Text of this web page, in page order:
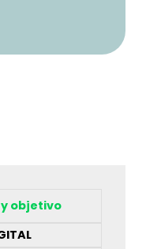
objetivo